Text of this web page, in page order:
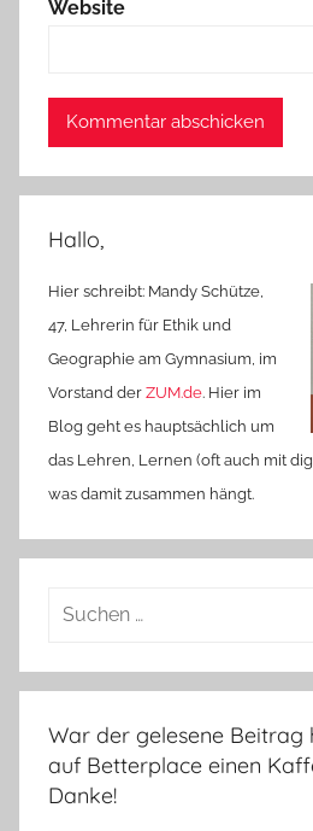
Website
Hallo,
Hier schreibt: Mandy Schütze,
47, Lehrerin für Ethik und
Geographie am Gymnasium, im
Vorstand der ZUM.de. Hier im
Blog geht es hauptsächlich um
das Lehren, Lernen (oft auch mit
was damit zusammen hängt.
Suchen
War der gelesene Beitrag
auf Betterplace einen
Danke!